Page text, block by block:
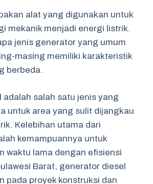
alat yang digunakan untuk
mekanik menjadi energi listrik.
jenis generator yang umum
masing memiliki karakteristik
berbeda.
adalah salah satu jenis yang
untuk area yang sulit dijangkau
Kelebihan utama dari
kemampuannya untuk
waktu lama dengan efisiensi
Barat, generator diesel
pada proyek konstruksi dan